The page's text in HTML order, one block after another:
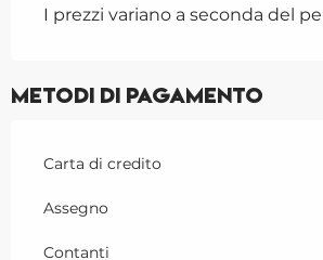
I prezzi variano a seconda del
Metodi di pagamento
Carta di credito
Assegno
Contanti